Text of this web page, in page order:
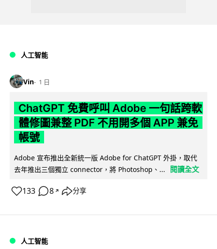
人工智能
Vin 1 日
ChatGPT 免費呼叫 Adobe 一句話跨軟
體修圖兼整 PDF 不用開多個 APP 兼免
帳號
Adobe 宣布推出全新統一版 Adobe for ChatGPT 外掛，取代
去年推出三個獨立 connector，將 Photoshop、...
閱讀全文
133 8 ↗ 分享
人工智能